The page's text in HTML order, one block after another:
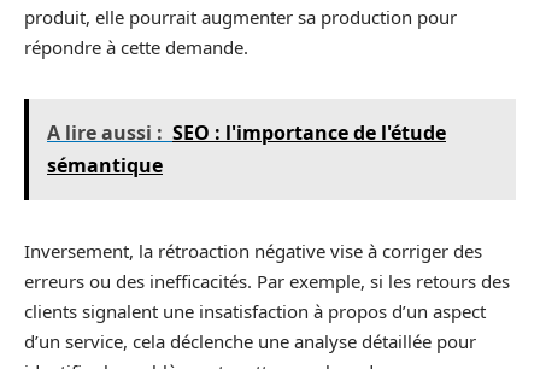
produit, elle pourrait augmenter sa production pour
répondre à cette demande.
A lire aussi : SEO : l'importance de l'étude
sémantique
Inversement, la rétroaction négative vise à corriger des
erreurs ou des inefficacités. Par exemple, si les retours des
clients signalent une insatisfaction à propos d’un aspect
d’un service, cela déclenche une analyse détaillée pour